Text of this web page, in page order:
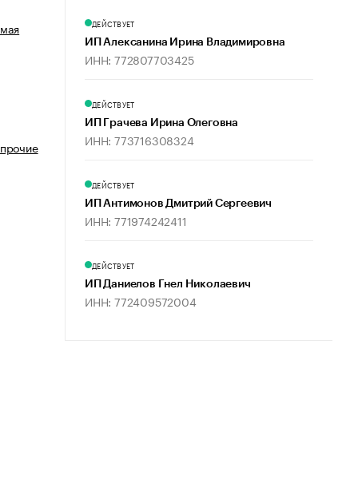
ДЕЙСТВУЕТ
ИП Алексанина Ирина Владимировна
ИНН: 772807703425
ДЕЙСТВУЕТ
ИП Грачева Ирина Олеговна
ИНН: 773716308324
ДЕЙСТВУЕТ
ИП Антимонов Дмитрий Сергеевич
ИНН: 771974242411
ДЕЙСТВУЕТ
ИП Даниелов Гнел Николаевич
ИНН: 772409572004